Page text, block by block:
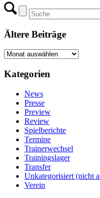
Ältere Beiträge
Ältere
Kategorien
News
Presse
Preview
Review
Spielberichte
Termine
Trainerwechsel
Trainingslager
Transfer
Unkategorisiert (nicht
Verein